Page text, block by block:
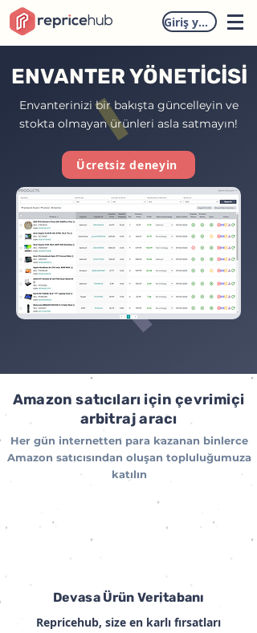
Giriş yapmak
ENVANTER YÖNETİCİSİ
Envanterinizi bir bakışta güncelleyin ve
stokta olmayan ürünleri asla satmayın!
Ücretsiz deneyin
Amazon satıcıları için çevrimiçi
arbitraj aracı
Her gün internetten para kazanan binlerce
Amazon satıcısından oluşan topluluğumuza
katılın
Devasa Ürün Veritabanı
Repricehub, size en karlı fırsatları